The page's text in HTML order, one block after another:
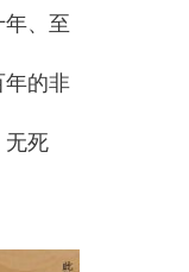
、至
年的非
无死